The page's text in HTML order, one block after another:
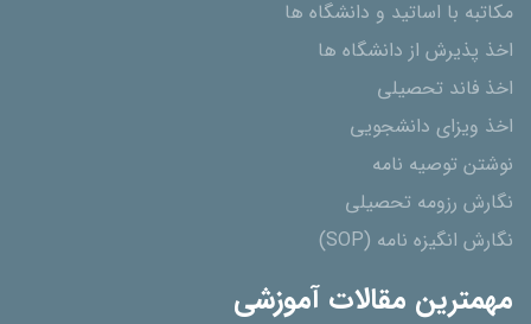
مکاتبه با اساتید و دانشگاه ها
اخذ پذیرش از دانشگاه ھا
اخذ فاند تحصیلی
اخذ ویزای دانشجویی
نوشتن توصیه نامه
نگارش رزومه تحصیلی
نگارش انگیزه نامه (SOP)
مهمترین مقالات آموزشی